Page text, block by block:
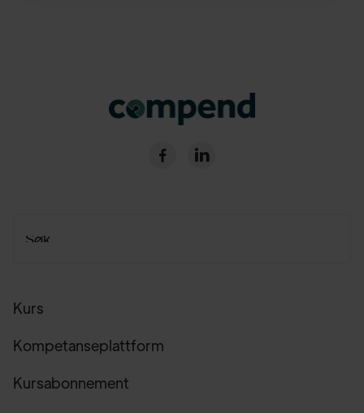
 
Kurs
Kompetanseplattform
Kursabonnement